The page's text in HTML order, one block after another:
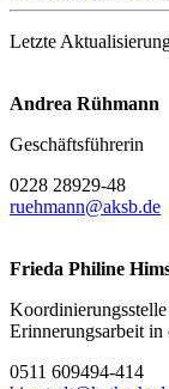
Letzte
Andrea Rühmann
Geschäftsführerin
0228 28929-48
ruehmann@aksb.de
Frieda Philine
Erinnerungsarbeit
0511 609494-414